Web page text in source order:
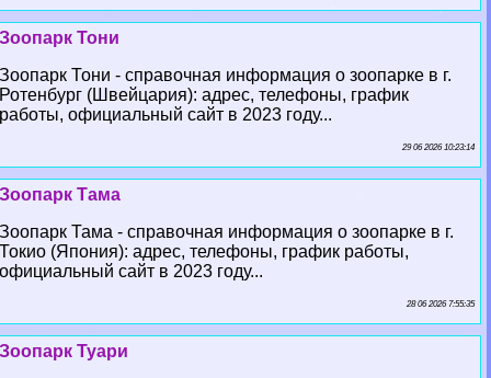
Зоопарк Тони
Зоопарк Тони - справочная информация о зоопарке в г.
Ротенбург (Швейцария): адрес, телефоны, график
работы, официальный сайт в 2023 году...
29 06 2026 10:23:14
Зоопарк Тама
Зоопарк Тама - справочная информация о зоопарке в г.
Токио (Япония): адрес, телефоны, график работы,
официальный сайт в 2023 году...
28 06 2026 7:55:35
Зоопарк Туари